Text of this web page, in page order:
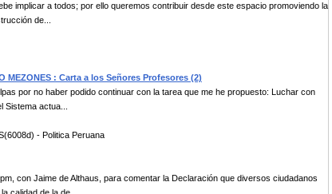
implicar a todos; por ello queremos contribuir desde este espacio promoviendo la
de...
MEZONES : Carta a los Señores Profesores (2)
por no haber podido continuar con la tarea que me he propuesto: Luchar con
actua...
- Politica Peruana
con Jaime de Althaus, para comentar la Declaración que diversos ciudadanos